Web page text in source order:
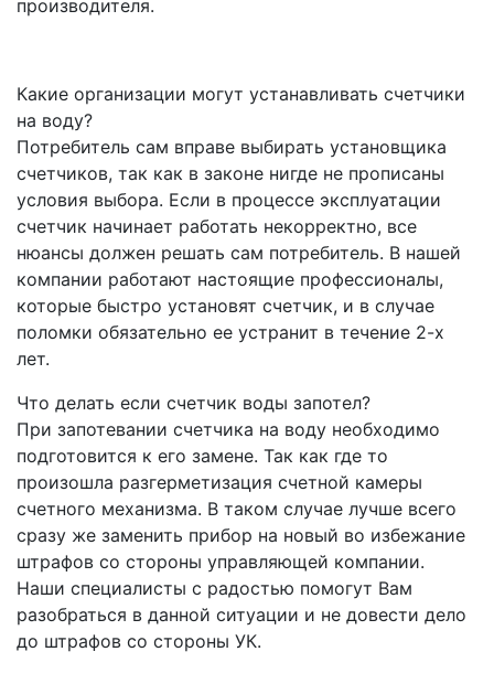
производителя.
Какие организации могут устанавливать счетчики
на воду?
Потребитель сам вправе выбирать установщика
счетчиков, так как в законе нигде не прописаны
условия выбора. Если в процессе эксплуатации
счетчик начинает работать некорректно, все
нюансы должен решать сам потребитель. В нашей
компании работают настоящие профессионалы,
которые быстро установят счетчик, и в случае
поломки обязательно ее устранит в течение 2-х
лет.
Что делать если счетчик воды запотел?
При запотевании счетчика на воду необходимо
подготовится к его замене. Так как где то
произошла разгерметизация счетной камеры
счетного механизма. В таком случае лучше всего
сразу же заменить прибор на новый во избежание
штрафов со стороны управляющей компании.
Наши специалисты с радостью помогут Вам
разобраться в данной ситуации и не довести дело
до штрафов со стороны УК.